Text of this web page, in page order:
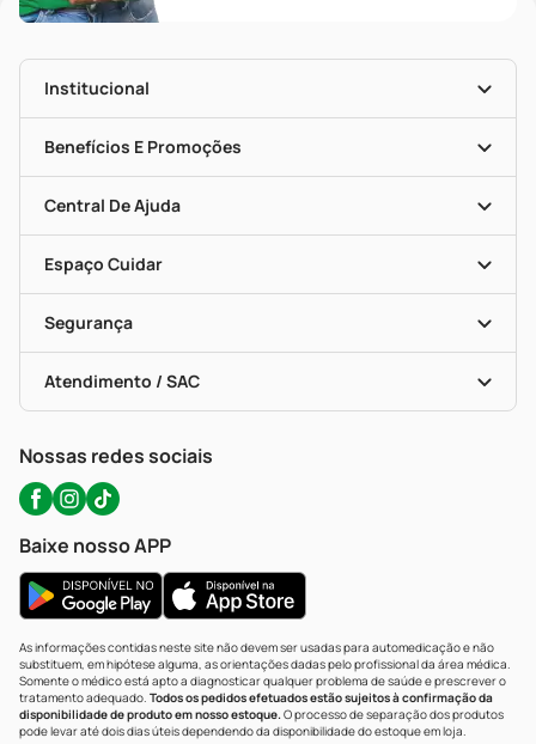
Institucional
História
Nossas Lojas
Mapa De Categorias
Blog Da PP
Seja Uma Loja Parceira
Benefícios E Promoções
Clube PP
Convênios
Programa Popular Do Brasil
Encarte De Ofertas
Dermaclub
Descontos De Laboratório (PBM)
Cupons E Ofertas
Central De Ajuda
Entrega
Recompra Programada
Compras Com Receita
Alomed (tele-Entrega)
Formas De Pagamento
Troca E Devolução
Bulas De A A Z
Políticas De Marketplace
Espaço Cuidar
Vacinas
Serviços Farmacêuticos
Testes Rápidos
Autoteste Covid-19
Segurança
Certificado De Segurança
Portal Da Privacidade
Atendimento / SAC
WhatsApp (47) 9202-1687
Nossas redes sociais
Baixe nosso APP
As informações contidas neste site não devem ser usadas para automedicação e não
substituem, em hipótese alguma, as orientações dadas pelo profissional da área médica.
Somente o médico está apto a diagnosticar qualquer problema de saúde e prescrever o
tratamento adequado. Todos os pedidos efetuados estão sujeitos à confirmação da
disponibilidade de produto em nosso estoque.O processo de separação dos produtos
pode levar até dois dias úteis dependendo da disponibilidade do estoque em loja.